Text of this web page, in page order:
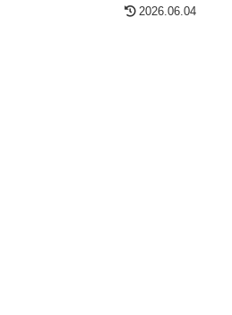
2026.06.04